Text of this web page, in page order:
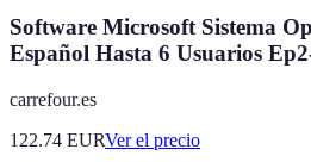
Software Microsoft Sistema
Español Hasta 6 Usuarios
carrefour.es
122.74 EURVer el precio